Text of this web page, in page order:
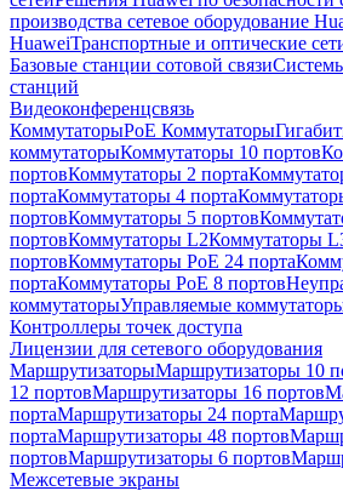
производства сетевое оборудование
HuaweiТранспортные и оптические
Базовые станции сотовой связи
станций
Видеоконференцсвязь
КоммутаторыPoE Коммутаторы
коммутаторыКоммутаторы 10 портов
портовКоммутаторы 2 порта
портаКоммутаторы 4 порта
портовКоммутаторы 5 портов
портовКоммутаторы L2Коммутаторы
портовКоммутаторы PoE 24 порта
портаКоммутаторы PoE 8 портов
коммутаторыУправляемые
Контроллеры точек доступа
Лицензии для сетевого оборудования
МаршрутизаторыМаршрутизаторы 10
12 портовМаршрутизаторы 16 портов
портаМаршрутизаторы 24 порта
портаМаршрутизаторы 48 портов
портовМаршрутизаторы 6 портов
Межсетевые экраны